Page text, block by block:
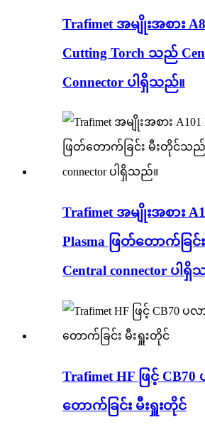
Trafimet အမျိုးအစား
Cutting Torch သည်
Connector ပါရှိသည်။
Trafimet အမျိုးအစား
Plasma ဖြတ်တောက်ခြ
Central connector ပါ
Trafimet HF ဖြင့်
တောက်ခြင်း မီးရှူးတိုင်